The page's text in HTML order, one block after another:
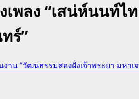
ลง “เสน่ห์นนท์ไ
ร์”
าน “วัฒนธรรมสองฝั่งเจ้าพระยา มหาเ